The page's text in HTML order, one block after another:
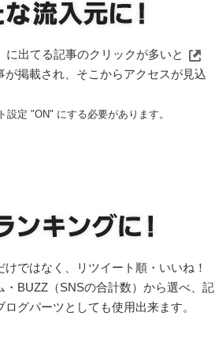
に出てる記事のクリックが多いと
が掲載され、そこからアクセスが見込
定 "ON" にする必要があります。
ではなく、リツイート順・いいね！
・BUZZ（SNSの合計数）から選べ、記
グパーツとしても使用出来ます。